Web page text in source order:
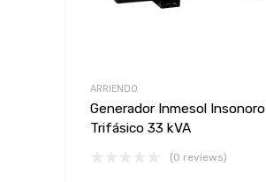
ARRIENDO
Generador Inmesol Insonoro
Trifásico 33 kVA
(0 reviews)